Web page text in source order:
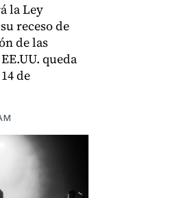
la Ley
receso de
de las
queda
de